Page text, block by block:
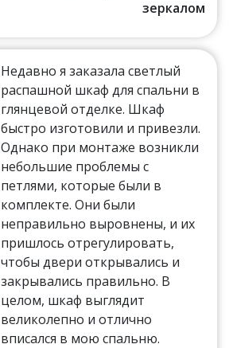
зеркалом
Недавно я заказала светлый
распашной шкаф для спальни в
глянцевой отделке. Шкаф
быстро изготовили и привезли.
Однако при монтаже возникли
небольшие проблемы с
петлями, которые были в
комплекте. Они были
неправильно выровнены, и их
пришлось отрегулировать,
чтобы двери открывались и
закрывались правильно. В
целом, шкаф выглядит
великолепно и отлично
вписался в мою спальню.